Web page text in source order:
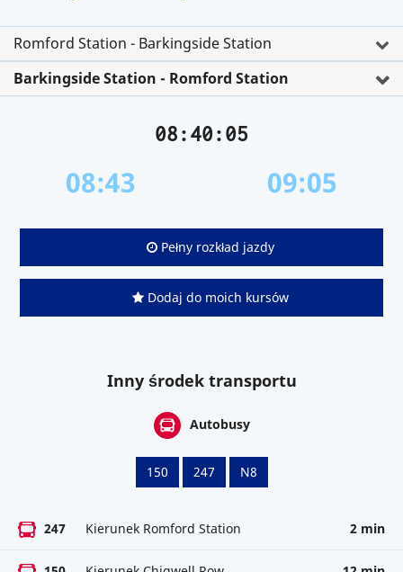
Romford Station - Barkingside Station
Barkingside Station - Romford Station
08:40:05
08:43 09:05
Pełny rozkład jazdy
Dodaj do moich kursów
Inny środek transportu
Autobusy
150 247 N8
247 Kierunek Romford Station 2 min